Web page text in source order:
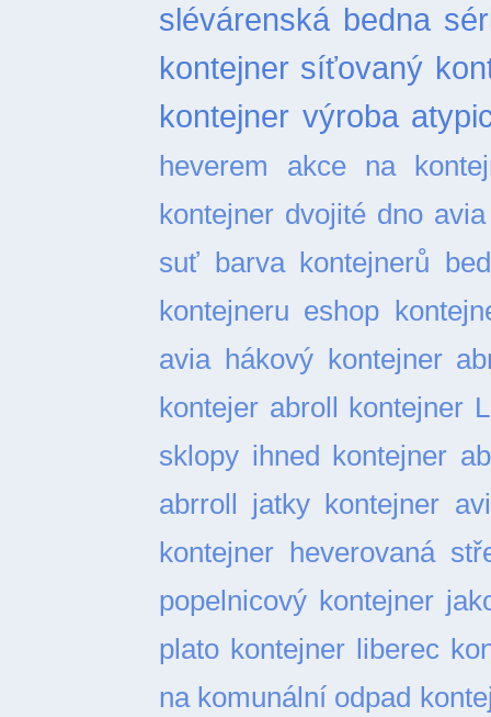
slévárenská bedna
kontejner síťovaný
kontejner výroba
heverem
akce na
kontejner dvojité dno
suť barva kontejnerů
kontejneru eshop
avia hákový kontejner
kontejer abroll kontejner
sklopy ihned kontejner
abrroll jatky kontejner
kontejner heverovaná
popelnicový kontejner
plato kontejner liberec
na komunální odpad